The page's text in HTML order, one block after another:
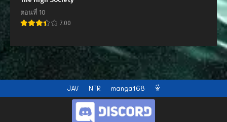
ตอนที่ 10
7.00
JAV NTR manga168 หี